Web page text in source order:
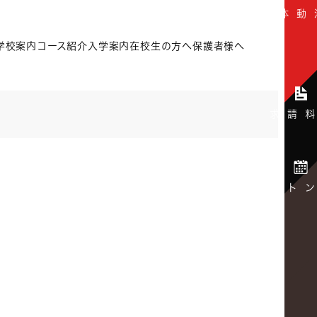
校案内 コース紹介 入学案内在校生の方へ保護者様へ